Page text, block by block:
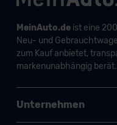
MeinAuto.deist eine
Neu- und
zum Kauf anbietet,
markenunabhängig berät.
Unternehmen